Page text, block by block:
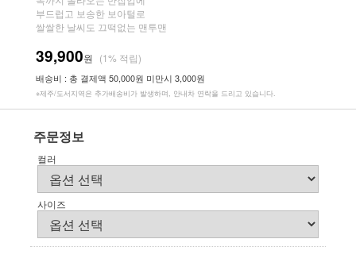
부드럽고 보송한 보아털로
쌀쌀한 날씨도 끄떡없는 맨투맨
39,900원 (1% 적립)
배송비 : 총 결제액 50,000원 미만시 3,000원
※제주/도서지역은 추가배송비가 발생하며, 안내차 연락을 드리고 있습니다.
주문정보
컬러
사이즈